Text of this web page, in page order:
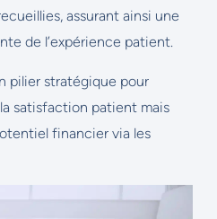
assurant ainsi une
de l’expérience patient.
pilier stratégique pour
satisfaction patient mais
financier via les